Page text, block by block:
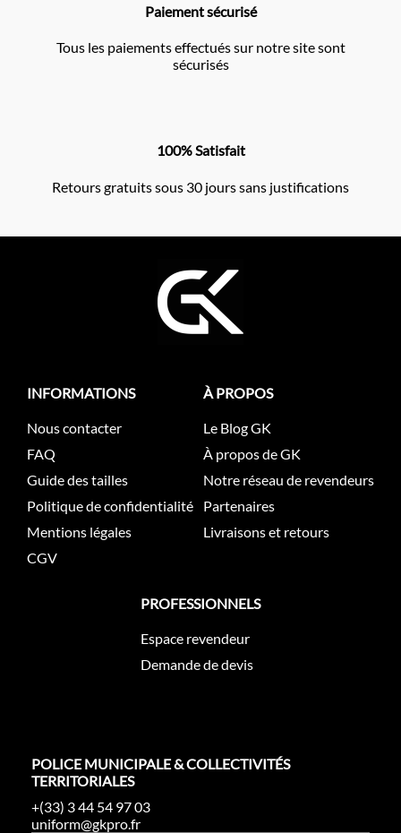
Paiement sécurisé
Tous les paiements effectués sur notre site sont
sécurisés
100% Satisfait
Retours gratuits sous 30 jours sans justifications
INFORMATIONS
Nous contacter
FAQ
Guide des tailles
Politique de confidentialité
Mentions légales
CGV
À PROPOS
Le Blog GK
À propos de GK
Notre réseau de revendeurs
Partenaires
Livraisons et retours
PROFESSIONNELS
Espace revendeur
Demande de devis
POLICE MUNICIPALE & COLLECTIVITÉS
TERRITORIALES
+(33) 3 44 54 97 03
uniform@gkpro.fr